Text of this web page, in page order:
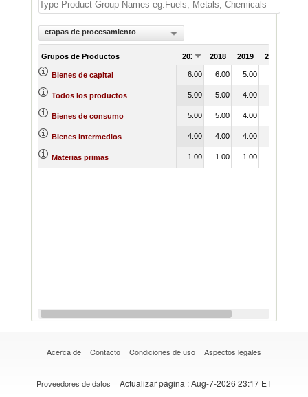
etapas de procesamiento
Grupos de Productos 2017 2018 2019 2020
Bienes de capital 6.00 6.00 5.00
Todos los productos 5.00 5.00 4.00
Bienes de consumo 5.00 5.00 4.00
Bienes intermedios 4.00 4.00 4.00
Materias primas 1.00 1.00 1.00
Acerca de Contacto Condiciones de uso Aspectos legales
Proveedores de datos Actualizar página : Aug-7-2026 23:17 ET